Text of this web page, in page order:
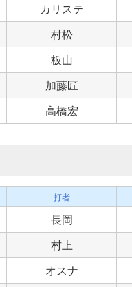
カリステ
村松
板山
加藤匠
高橋宏
打者
長岡
村上
オスナ